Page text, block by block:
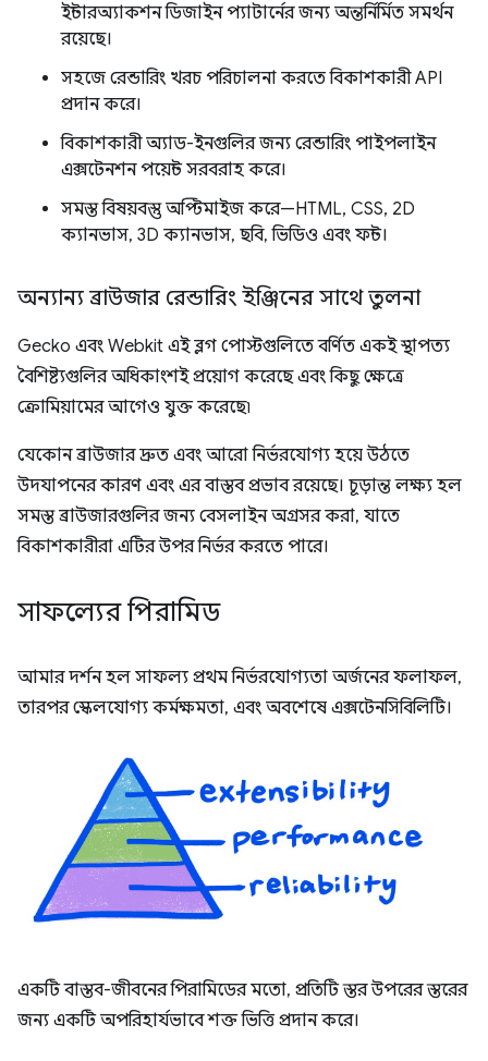
ইন্টারঅ্যাকশন ডিজাইন প্যাটার্নের জন্য অন্তর্নির্মিত সমর্থন
রয়েছে।
সহজে রেন্ডারিং খরচ পরিচালনা করতে বিকাশকারী API
প্রদান করে।
বিকাশকারী অ্যাড-ইনগুলির জন্য রেন্ডারিং পাইপলাইন
এক্সটেনশন পয়েন্ট সরবরাহ করে।
সমস্ত বিষয়বস্তু অপ্টিমাইজ করে—HTML, CSS, 2D
ক্যানভাস, 3D ক্যানভাস, ছবি, ভিডিও এবং ফন্ট।
অন্যান্য ব্রাউজার রেন্ডারিং ইঞ্জিনের সাথে তুলনা
Gecko এবং Webkit এই ব্লগ পোস্টগুলিতে বর্ণিত একই স্থাপত্য
বৈশিষ্ট্যগুলির অধিকাংশই প্রয়োগ করেছে এবং কিছু ক্ষেত্রে
ক্রোমিয়ামের আগেও যুক্ত করেছে৷
যেকোন ব্রাউজার দ্রুত এবং আরো নির্ভরযোগ্য হয়ে উঠতে
উদযাপনের কারণ এবং এর বাস্তব প্রভাব রয়েছে। চূড়ান্ত লক্ষ্য হল
সমস্ত ব্রাউজারগুলির জন্য বেসলাইন অগ্রসর করা, যাতে
বিকাশকারীরা এটির উপর নির্ভর করতে পারে।
সাফল্যের পিরামিড
আমার দর্শন হল সাফল্য প্রথম নির্ভরযোগ্যতা অর্জনের ফলাফল,
তারপর স্কেলযোগ্য কর্মক্ষমতা, এবং অবশেষে এক্সটেনসিবিলিটি।
একটি বাস্তব-জীবনের পিরামিডের মতো, প্রতিটি স্তর উপরের স্তরের
জন্য একটি অপরিহার্যভাবে শক্ত ভিত্তি প্রদান করে।